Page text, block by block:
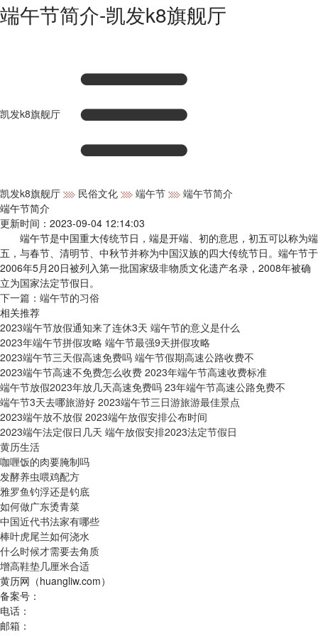
端午节简介-凯发k8旗舰厅
凯发k8旗舰厅
凯发k8旗舰厅 民俗文化 端午节
端午节简介
端午节简介
更新时间：2023-09-04 12:14:03
端午节是中国重大传统节日，端是开端、初的意思，初五可以称为端
五，与春节、清明节、中秋节并称为中国汉族的四大传统节日。端午节于
2006年5月20日被列入第一批国家级非物质文化遗产名录，2008年被确
立为国家法定节假日。
下一篇： 端午节的习俗
相关推荐
2023端午节放假通知来了连休3天 端午节的意义是什么
2023年端午节拼假攻略 端午节最强9天拼假攻略
2023端午节三天假高速免费吗 端午节假期高速公路收费不
2023端午节高速不免费怎么收费 2023年端午节高速收费标准
端午节放假2023年放几天高速免费吗 23年端午节高速公路免费不
端午节3天去哪旅游好 2023端午节三日游旅游最佳景点
2023端午放不放假 2023端午放假安排公布时间
2023端午法定假日几天 端午放假安排2023法定节假日
黄历生活
咖喱饭的肉要腌制吗
发酵养虫喂鸡配方
雅罗鱼钓浮还是钓底
如何做广东烫青菜
中国近代书法家有哪些
棒叶虎尾兰如何浇水
什么时候才需要去角质
增高鞋垫几厘米合适
黄历网（huangliw.com）
备案号：
电话：
邮箱：